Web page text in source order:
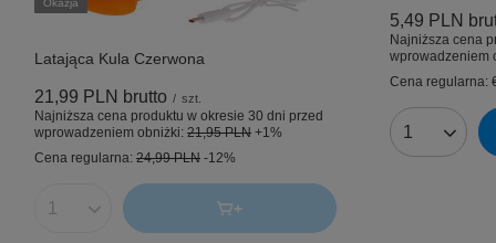
Okazja
Latająca Kula Czerwona
21,99 PLN brutto / szt.
Najniższa cena produktu w okresie 30 dni przed
wprowadzeniem obniżki: 21,95 PLN +1%
Cena regularna: 24,99 PLN -12%
Ilość produktów
5,49 PLN
Najniższa cena
wprowadzeniem
Cena regularna:
Ilość